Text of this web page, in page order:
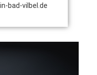
bad-vilbel.de